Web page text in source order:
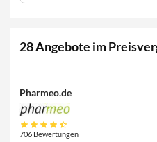
28 Angebote im
Pharmeo.de
706 Bewertungen